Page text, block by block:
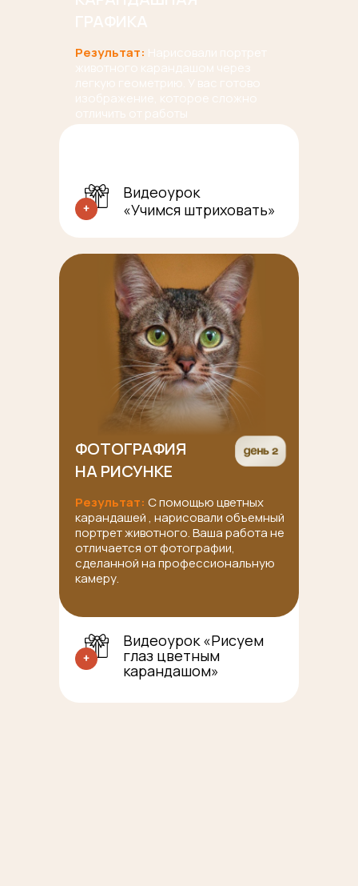
Видеоурок «Рисуем
глаз цветным
карандашом»
ФОТОГРАФИЯ
НА РИСУНКЕ
Результат: С помощью цветных
карандашей , нарисовали объемный
портрет животного. Ваша работа не
отличается от фотографии,
сделанной на профессиональную
камеру.
Видеоурок
«Учимся штриховать»
ГРАФИКА
Результат: Нарисовали портрет
животного карандашом через
легкую геометрию. У вас готово
изображение, которое сложно
отличить от работы
профессионального художника.